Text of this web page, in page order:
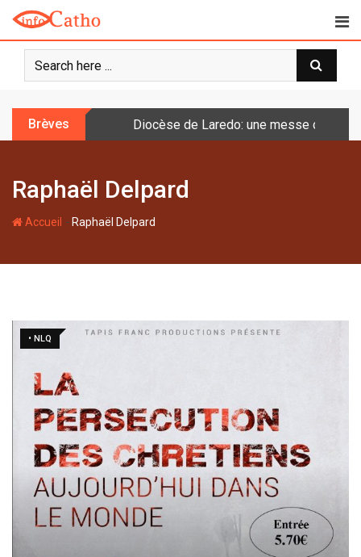
o
Brèves Diocèse de Laredo: une messe
Raphaël Delpard
Accueil - Raphaël Delpard
• NLQ